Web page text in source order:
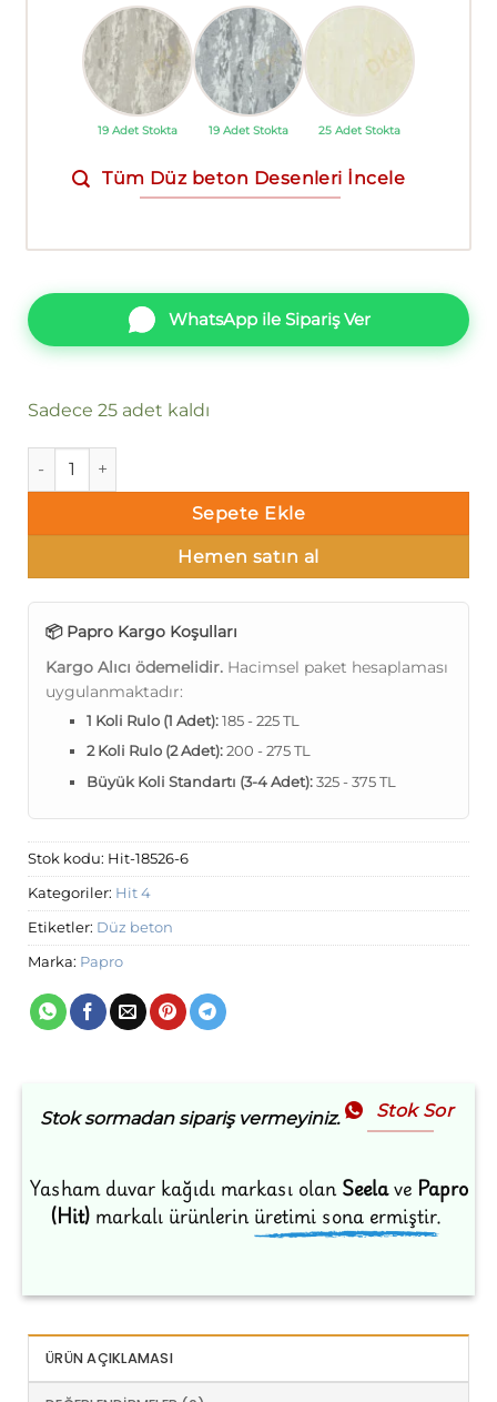
19 Adet Stokta 19 Adet Stokta 25 Adet Stokta
Tüm Düz beton Desenleri İncele
WhatsApp ile Sipariş Ver
Sadece 25 adet kaldı
Papro Hit4 18526-6 Duvar Kağıdı 16m² adet
Sepete Ekle
Hemen satın al
📦 Papro Kargo Koşulları
Kargo Alıcı ödemelidir. Hacimsel paket hesaplaması
uygulanmaktadır:
1 Koli Rulo (1 Adet):185 - 225 TL
2 Koli Rulo (2 Adet):200 - 275 TL
Büyük Koli Standartı (3-4 Adet):325 - 375 TL
Stok kodu: Hit-18526-6
Kategoriler: Hit 4
Etiketler: Düz beton
Marka: Papro
Stok sormadan sipariş vermeyiniz. Stok Sor
Yasham duvar kağıdı markası olanSeelave Papro
(Hit)markalı ürünlerinüretimi sona ermiştir.
ÜRÜN AÇIKLAMASI